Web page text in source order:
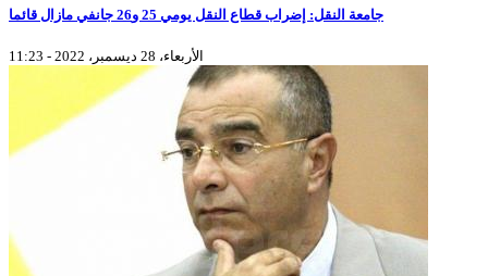
جامعة النقل: إضراب قطاع النقل يومي 25 و26 جانفي مازال قائما
الأربعاء، 28 ديسمبر، 2022 - 11:23